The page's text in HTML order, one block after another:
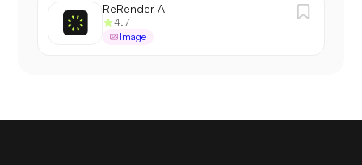
ReRender AI
4.7
Image